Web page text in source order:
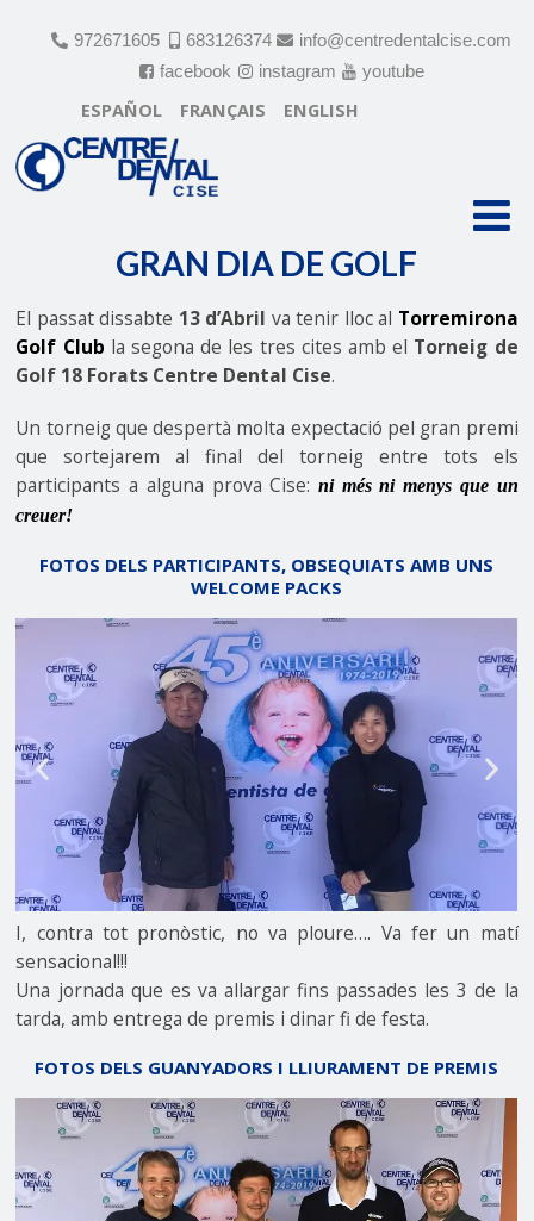
972671605 683126374
info@centredentalcise.com
facebook
instagram youtube
ESPAÑOL FRANÇAIS ENGLISH
GRAN DIA DE GOLF
GRAN DIA DE GOLF
El passat dissabte 13 d’Abril va tenir lloc al Torremirona
Golf Club la segona de les tres cites amb el Torneig de
Golf 18 Forats Centre Dental Cise.
Un torneig que despertà molta expectació pel gran premi
que sortejarem al final del torneig entre tots els
participants a alguna prova Cise: ni més ni menys que un
creuer!
FOTOS DELS PARTICIPANTS, OBSEQUIATS AMB UNS
WELCOME PACKS
I, contra tot pronòstic, no va ploure…. Va fer un matí
sensacional!!!
Una jornada que es va allargar fins passades les 3 de la
tarda, amb entrega de premis i dinar fi de festa.
FOTOS DELS GUANYADORS I LLIURAMENT DE PREMIS